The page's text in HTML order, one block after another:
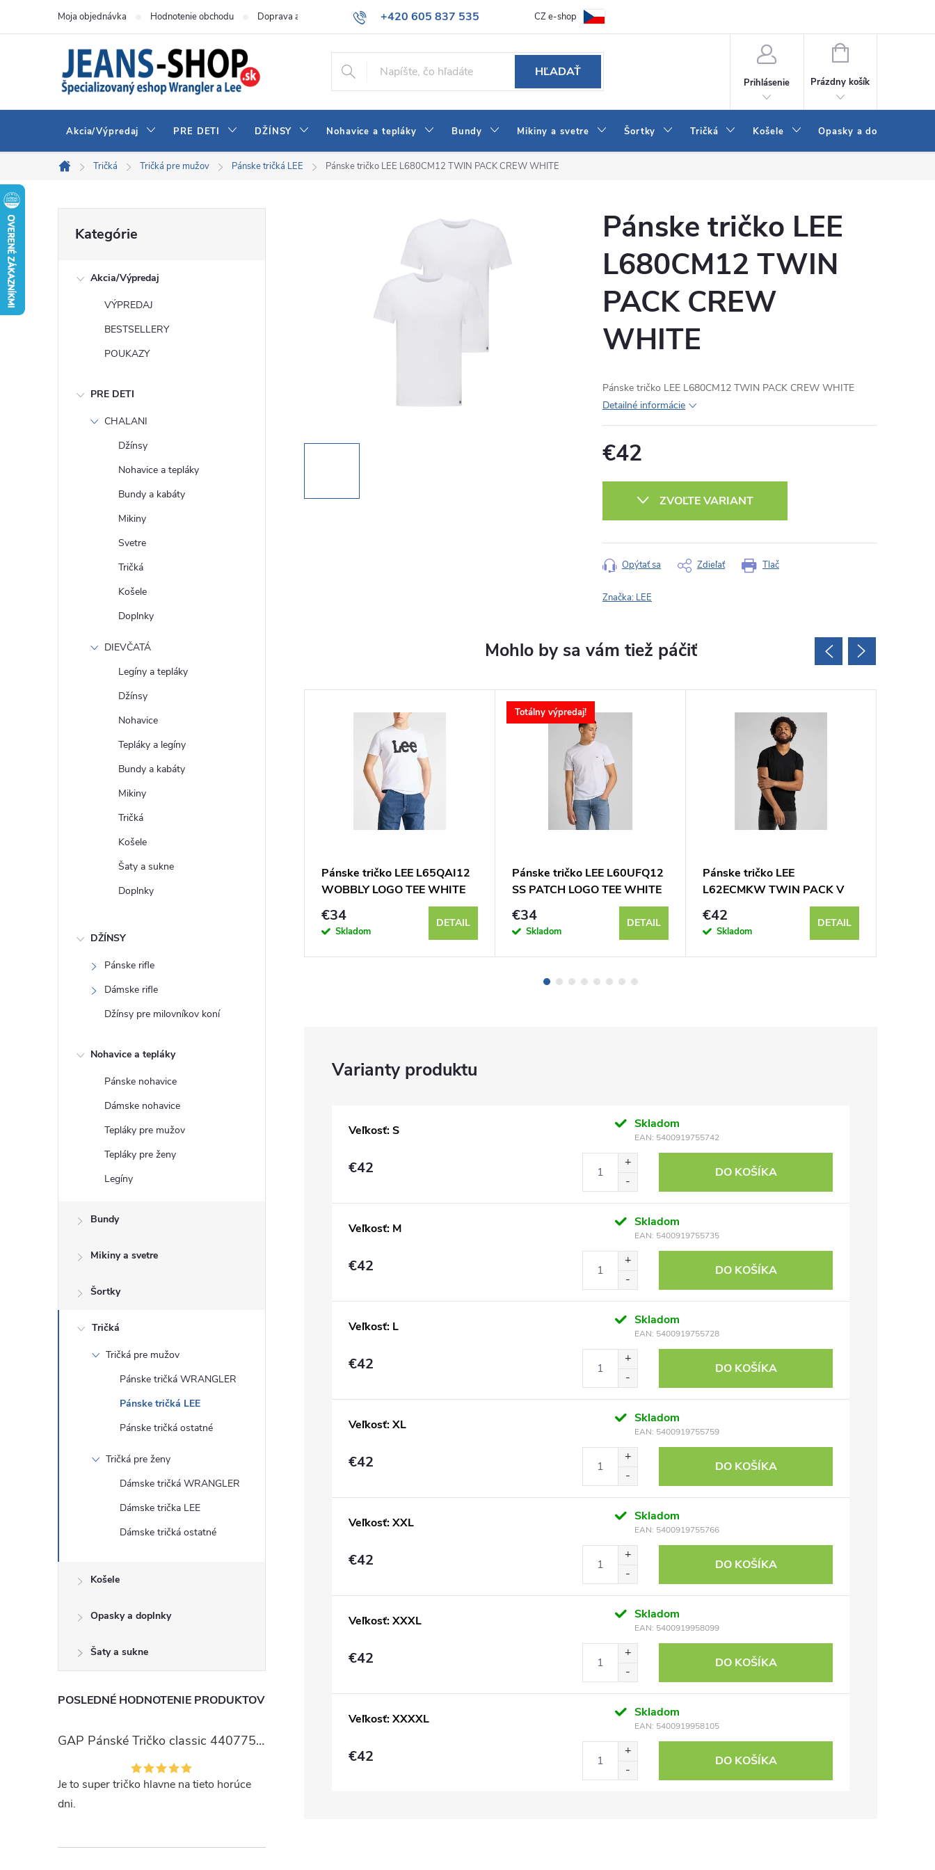
+420 605 837 535
info@jeans-shop.sk
Moja objednávka Hodnotenie obchodu Doprava a platba Všeobecné obchodné podmienky Ako vybrať džínsy Wrangler a LEE
CZ e-shop
HĽADAŤ
Prihlásenie
NÁKUPNÝ
Prázdny košík
Akcia/Výpredaj PRE DETI DŽÍNSY Nohavice a tepláky Bundy Mikiny a svetre Šortky Tričká Košele Opasky a doplnky
Domov
Tričká Tričká pre mužov Pánske tričká LEE Pánske tričko LEE L680CM12 TWIN PACK CREW WHITE
kategórie
Kategórie
Akcia/Výpredaj
VÝPREDAJ
BESTSELLERY
POUKAZY
PRE DETI
CHALANI
Džínsy
Nohavice a tepláky
Bundy a kabáty
Mikiny
Svetre
Tričká
Košele
Doplnky
DIEVČATÁ
Legíny a tepláky
Džínsy
Nohavice
Tepláky a legíny
Bundy a kabáty
Mikiny
Tričká
Košele
Šaty a sukne
Doplnky
DŽÍNSY
Pánske rifle
Dámske rifle
Džínsy pre milovníkov koní
Nohavice a tepláky
Pánske nohavice
Dámske nohavice
Tepláky pre mužov
Tepláky pre ženy
Legíny
Bundy
Mikiny a svetre
Šortky
Tričká
Tričká pre mužov
Pánske tričká WRANGLER
Pánske tričká LEE
Pánske tričká ostatné
Tričká pre ženy
Dámske tričká WRANGLER
Dámske trička LEE
Dámske tričká ostatné
Košele
Opasky a doplnky
Šaty a sukne
POSLEDNÉ HODNOTENIE PRODUKTOV
GAP Pánské Tričko classic 440775-00
Je to super tričko hlavne na tieto horúce
dni.
Pánske tričko LEE
L680CM12 TWIN
PACK CREW
WHITE
Pánske tričko LEE L680CM12 TWIN PACK CREW WHITE
Detailné informácie
€42
ZVOĽTE VARIANT
Tlač
Opýtať sa Zdieľať
Značka: LEE
Veľkosť: S Skladom
EAN: 5400919755742
€42 DO KOŠÍKA
Veľkosť: M Skladom
EAN: 5400919755735
€42 DO KOŠÍKA
Veľkosť: L Skladom
EAN: 5400919755728
€42 DO KOŠÍKA
Veľkosť: XL Skladom
EAN: 5400919755759
€42 DO KOŠÍKA
Veľkosť: XXL Skladom
EAN: 5400919755766
€42 DO KOŠÍKA
Veľkosť: XXXL Skladom
EAN: 5400919958099
€42 DO KOŠÍKA
Veľkosť: XXXXL Skladom
EAN: 5400919958105
€42 DO KOŠÍKA
Pánske polo tričko LEE
L61ARL03 PIQUE POLO
Pánske tričko LEE L65QAI12
WOBBLY LOGO TEE WHITE
€34
Skladom
DETAIL
Totálny výpredaj!
Pánske tričko LEE L60UFQ12
SS PATCH LOGO TEE WHITE
€34
Skladom
DETAIL
Pánske tričko LEE
L62ECMKW TWIN PACK V
NECK BLACK WHITE
€42
Skladom
DETAIL